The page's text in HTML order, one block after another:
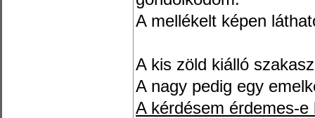
A mellékelt képen
A kis zöld kiálló
A nagy pedig egy
A kérdésem érdemes-